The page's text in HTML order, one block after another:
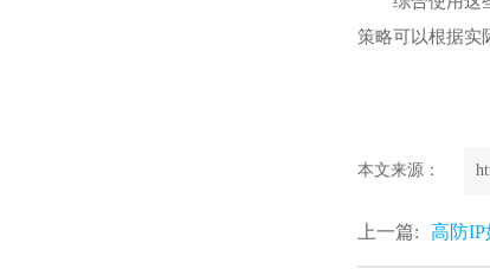
策略可以根据实
本文来源：
上一篇: 高防